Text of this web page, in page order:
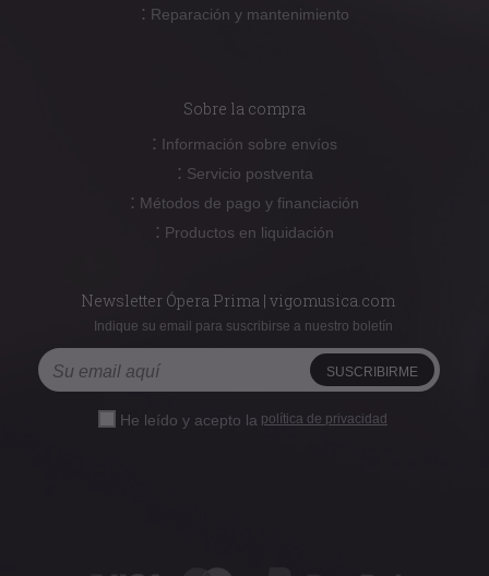
: Reparación y mantenimiento
Sobre la compra
: Información sobre envíos
: Servicio postventa
: Métodos de pago y financiación
: Productos en liquidación
Newsletter Ópera Prima | vigomusica.com
Indique su email para suscribirse a nuestro boletín
He leído y acepto la política de privacidad